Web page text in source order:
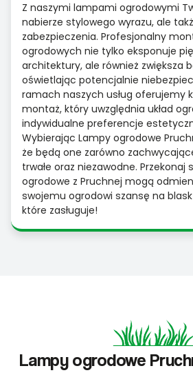
Z naszymi lampami ogrodowymi
nabierze stylowego wyrazu, ale
zabezpieczenia. Profesjonalny
ogrodowych nie tylko eksponuje
architektury, ale również zwiększa
oświetlając potencjalnie
ramach naszych usług oferujemy
montaż, który uwzględnia układ
indywidualne preferencje
Wybierając Lampy ogrodowe
że będą one zarówno
trwałe oraz niezawodne. Przekonaj
ogrodowe z Pruchnej mogą
swojemu ogrodowi szansę na
które zasługuje!
Lampy ogrodowe